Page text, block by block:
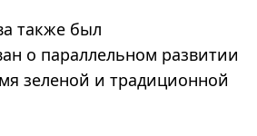
также был
о параллельном развитии
зеленой и традиционной